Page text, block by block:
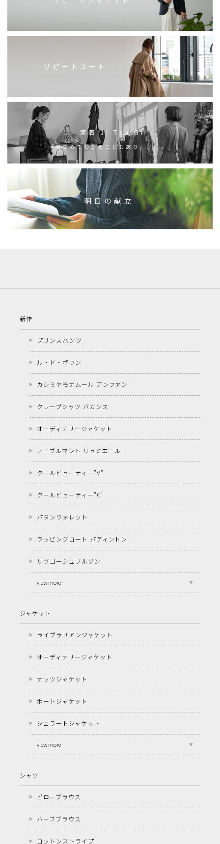
新作
プリンスパンツ
ル・ド・ポワン
カシミヤモナムール アンファン
クレープシャツ バカンス
オーディナリージャケット
ノーブルマント リュミエール
クールビューティー"V"
クールビューティー"C"
パタンウォレット
ラッピングコート パディントン
リヴゴーシュブルゾン
view more
ジャケット
ライブラリアンジャケット
オーディナリージャケット
ナッツジャケット
ポートジャケット
ジェラートジャケット
view more
シャツ
ピローブラウス
ハーブブラウス
コットンストライプ